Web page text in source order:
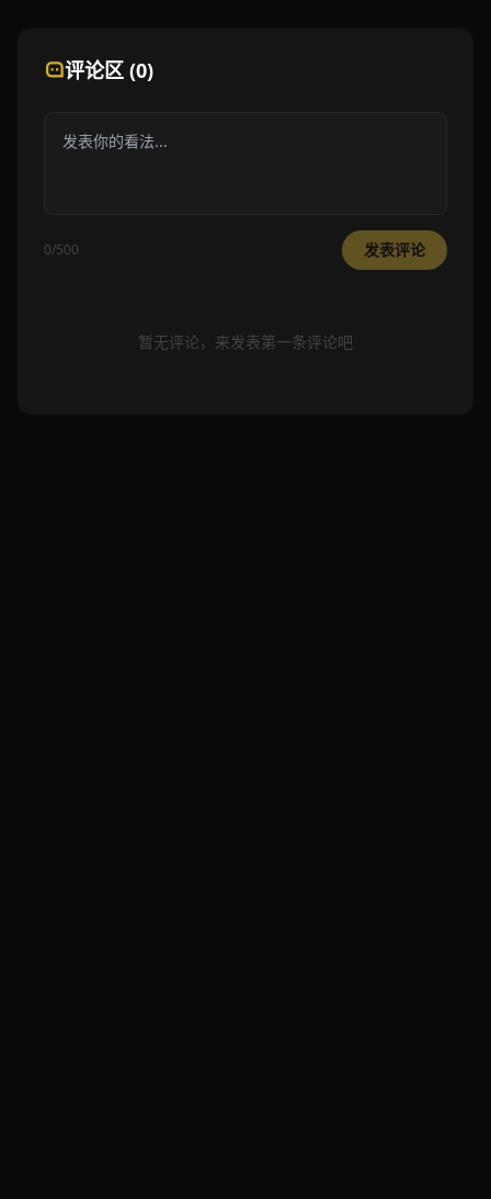
评论区 (0)
0/500 发表评论
暂无评论，来发表第一条评论吧